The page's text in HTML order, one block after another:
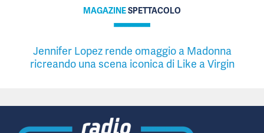
MAGAZINESPETTACOLO
Jennifer Lopez rende omaggio a Madonna
ricreando una scena iconica di Like a Virgin